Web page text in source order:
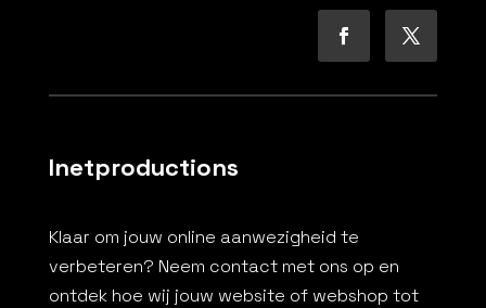
Inetproductions
Klaar om jouw online aanwezigheid te
verbeteren? Neem contact met ons op en
ontdek hoe wij jouw website of webshop tot